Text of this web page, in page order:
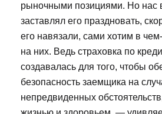
рыночными позициями. Но нас
заставлял его праздновать,
его навязали, сами хотим в
на них. Ведь страховка по
создавалась для того, чтобы
безопасность заемщика на
непредвиденных